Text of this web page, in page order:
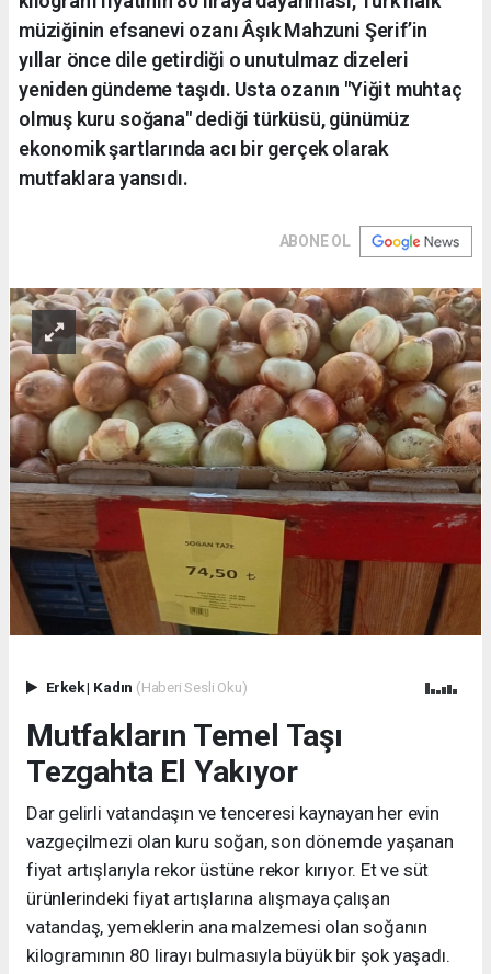
müziğinin efsanevi ozanı Âşık Mahzuni Şerif’in
yıllar önce dile getirdiği o unutulmaz dizeleri
yeniden gündeme taşıdı. Usta ozanın "Yiğit muhtaç
olmuş kuru soğana" dediği türküsü, günümüz
ekonomik şartlarında acı bir gerçek olarak
mutfaklara yansıdı.
ABONE OL
Erkek| Kadın (Haberi Sesli Oku)
Mutfakların Temel Taşı
Tezgahta El Yakıyor
Dar gelirli vatandaşın ve tenceresi kaynayan her evin
vazgeçilmezi olan kuru soğan, son dönemde yaşanan
fiyat artışlarıyla rekor üstüne rekor kırıyor. Et ve süt
ürünlerindeki fiyat artışlarına alışmaya çalışan
vatandaş, yemeklerin ana malzemesi olan soğanın
kilogramının 80 lirayı bulmasıyla büyük bir şok yaşadı.